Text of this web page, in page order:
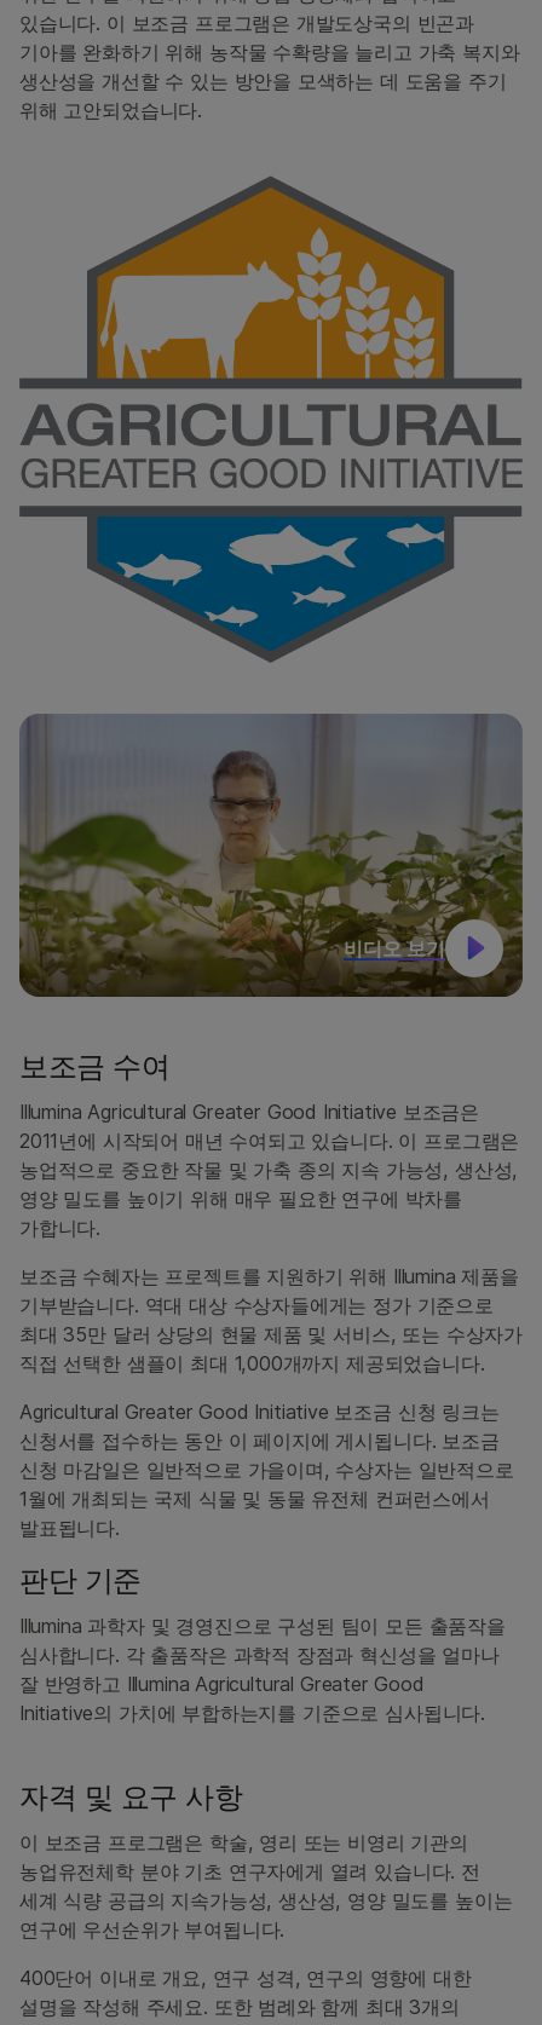
있습니다. 이 보조금 프로그램은 개발도상국의 빈곤과
기아를 완화하기 위해 농작물 수확량을 늘리고 가축 복지와
생산성을 개선할 수 있는 방안을 모색하는 데 도움을 주기
위해 고안되었습니다.
비디오 보기
보조금 수여
Illumina Agricultural Greater Good Initiative 보조금은
2011년에 시작되어 매년 수여되고 있습니다. 이 프로그램은
농업적으로 중요한 작물 및 가축 종의 지속 가능성, 생산성,
영양 밀도를 높이기 위해 매우 필요한 연구에 박차를
가합니다.
보조금 수혜자는 프로젝트를 지원하기 위해 Illumina 제품을
기부받습니다. 역대 대상 수상자들에게는 정가 기준으로
최대 35만 달러 상당의 현물 제품 및 서비스, 또는 수상자가
직접 선택한 샘플이 최대 1,000개까지 제공되었습니다.
Agricultural Greater Good Initiative 보조금 신청 링크는
신청서를 접수하는 동안 이 페이지에 게시됩니다. 보조금
신청 마감일은 일반적으로 가을이며, 수상자는 일반적으로
1월에 개최되는 국제 식물 및 동물 유전체 컨퍼런스에서
발표됩니다.
판단 기준
Illumina 과학자 및 경영진으로 구성된 팀이 모든 출품작을
심사합니다. 각 출품작은 과학적 장점과 혁신성을 얼마나
잘 반영하고 Illumina Agricultural Greater Good
Initiative의 가치에 부합하는지를 기준으로 심사됩니다.
자격 및 요구 사항
이 보조금 프로그램은 학술, 영리 또는 비영리 기관의
농업유전체학 분야 기초 연구자에게 열려 있습니다. 전
세계 식량 공급의 지속가능성, 생산성, 영양 밀도를 높이는
연구에 우선순위가 부여됩니다.
400단어 이내로 개요, 연구 성격, 연구의 영향에 대한
설명을 작성해 주세요. 또한 범례와 함께 최대 3개의